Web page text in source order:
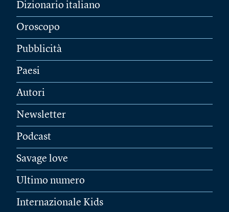
Dizionario italiano
Oroscopo
Pubblicità
Paesi
Autori
Newsletter
Podcast
Savage love
Ultimo numero
Internazionale Kids